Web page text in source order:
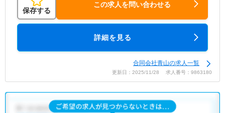
保存する
この求人を問い合わせる
詳細を見る
合同会社青山の求人一覧
更新日：2025/11/28 求人番号：9863180